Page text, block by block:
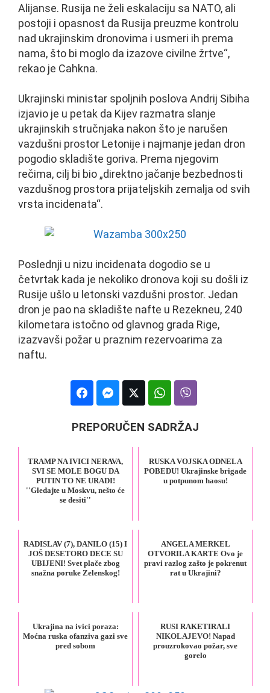
Alijanse. Rusija ne želi eskalaciju sa NATO, ali
postoji i opasnost da Rusija preuzme kontrolu
nad ukrajinskim dronovima i usmeri ih prema
nama, što bi moglo da izazove civilne žrtve“,
rekao je Cahkna.
Ukrajinski ministar spoljnih poslova Andrij Sibiha
izjavio je u petak da Kijev razmatra slanje
ukrajinskih stručnjaka nakon što je narušen
vazdušni prostor Letonije i najmanje jedan dron
pogodio skladište goriva. Prema njegovim
rečima, cilj bi bio „direktno jačanje bezbednosti
vazdušnog prostora prijateljskih zemalja od svih
vrsta incidenata“.
Poslednji u nizu incidenata dogodio se u
četvrtak kada je nekoliko dronova koji su došli iz
Rusije ušlo u letonski vazdušni prostor. Jedan
dron je pao na skladište nafte u Rezekneu, 240
kilometara istočno od glavnog grada Rige,
izazvavši požar u praznim rezervoarima za
naftu.
PREPORUČEN SADRŽAJ
TRAMP NA IVICI NERAVA,
SVI SE MOLE BOGU DA
PUTIN TO NE URADI!
''Gledajte u Moskvu, nešto će
se desiti''
RUSKA VOJSKA ODNELA
POBEDU! Ukrajinske brigade
u potpunom haosu!
RADISLAV (7), DANILO (15) I
JOŠ DESETORO DECE SU
UBIJENI! Svet plače zbog
snažna poruke Zelenskog!
ANGELA MERKEL
OTVORILA KARTE Ovo je
pravi razlog zašto je pokrenut
rat u Ukrajini?
Ukrajina na ivici poraza:
Moćna ruska ofanziva gazi sve
pred sobom
RUSI RAKETIRALI
NIKOLAJEVO! Napad
prouzrokovao požar, sve
gorelo